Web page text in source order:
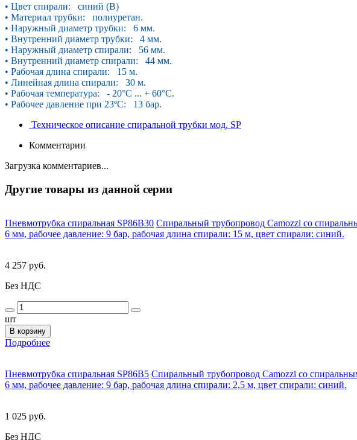
• Цвет спирали: синий (B)
• Материал трубки: полиуретан.
• Наружный диаметр трубки: 6 мм.
• Внутренний диаметр трубки: 4 мм.
• Наружный диаметр спирали: 56 мм.
• Внутренний диаметр спирали: 44 мм.
• Рабочая длина спирали: 15 м.
• Линейная длина спирали: 30 м.
• Рабочая температура: - 20°С ... + 60°С.
• Рабочее давление при 23ºС: 13 бар.
Техническое описание спиральной трубки мод. SP
Комментарии
Загрузка комментариев...
Другие товары из данной серии
Пневмотрубка спиральная SP86B30 Спиральный трубопровод Camozzi со
6 мм, рабочее давление: 9 бар, рабочая длина спирали: 15 м, цвет спирали: синий.
4 257 руб.
Без НДС
шт
В корзину
Подробнее
Пневмотрубка спиральная SP86B5 Спиральный трубопровод Camozzi со
6 мм, рабочее давление: 9 бар, рабочая длина спирали: 2,5 м, цвет спирали: синий.
1 025 руб.
Без НДС